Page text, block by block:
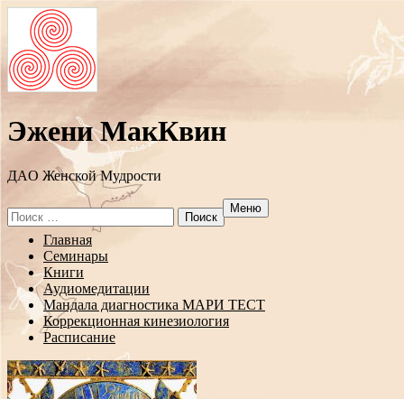
Эжени МакКвин
ДAO Женской Мудрости
Search
for:
Меню
Перейти
содержанию
Главная
Семинары
Книги
Аудиомедитации
Мандала диагностика МАРИ ТЕСТ
Коррекционная кинезиология
Расписание